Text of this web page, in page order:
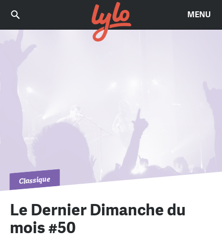
MENU
Classique
Le Dernier Dimanche du
mois #50